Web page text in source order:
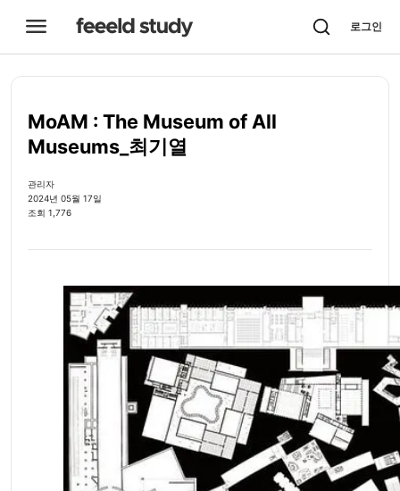
 로그인
MoAM : The Museum of All
Museums_최기열
관리자
2024년 05월 17일
조회 1,776